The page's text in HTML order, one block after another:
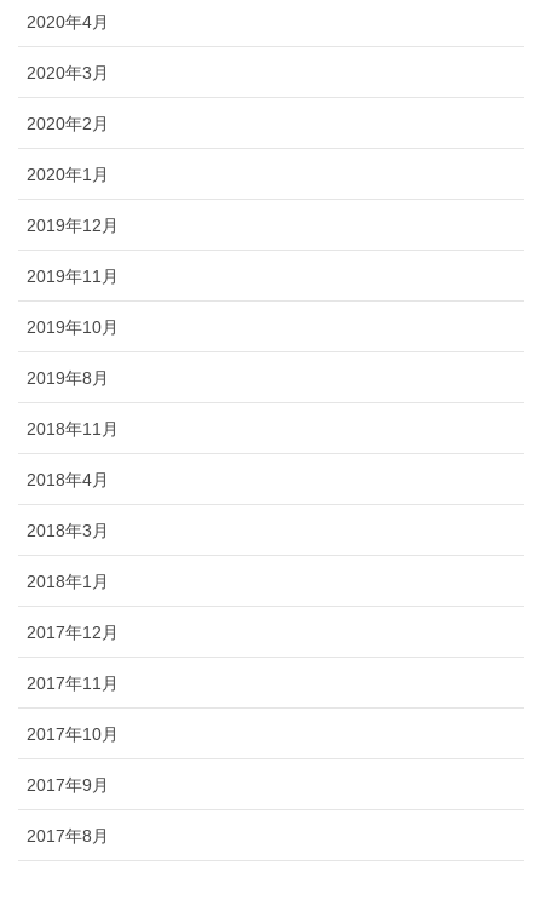
2020年4月
2020年3月
2020年2月
2020年1月
2019年12月
2019年11月
2019年10月
2019年8月
2018年11月
2018年4月
2018年3月
2018年1月
2017年12月
2017年11月
2017年10月
2017年9月
2017年8月